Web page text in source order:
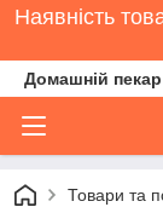
Наявність
Домашній
Товари та